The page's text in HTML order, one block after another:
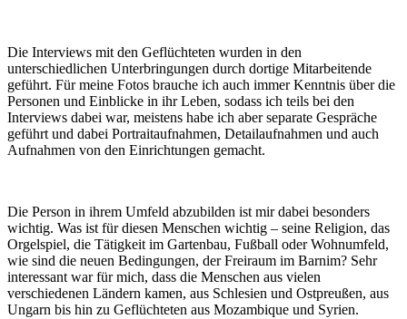
Die Interviews mit den Geflüchteten wurden in den
unterschiedlichen Unterbringungen durch dortige Mitarbeitende
geführt. Für meine Fotos brauche ich auch immer Kenntnis über die
Personen und Einblicke in ihr Leben, sodass ich teils bei den
Interviews dabei war, meistens habe ich aber separate Gespräche
geführt und dabei Portraitaufnahmen, Detailaufnahmen und auch
Aufnahmen von den Einrichtungen gemacht.
Die Person in ihrem Umfeld abzubilden ist mir dabei besonders
wichtig. Was ist für diesen Menschen wichtig – seine Religion, das
Orgelspiel, die Tätigkeit im Gartenbau, Fußball oder Wohnumfeld,
wie sind die neuen Bedingungen, der Freiraum im Barnim? Sehr
interessant war für mich, dass die Menschen aus vielen
verschiedenen Ländern kamen, aus Schlesien und Ostpreußen, aus
Ungarn bis hin zu Geflüchteten aus Mozambique und Syrien.